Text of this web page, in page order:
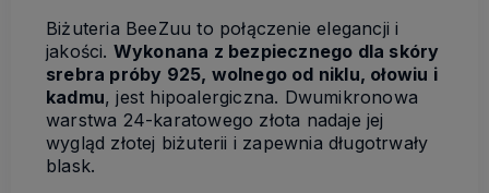
Biżuteria BeeZuu to połączenie elegancji i
jakości. Wykonana z bezpiecznego dla skóry
srebra próby 925, wolnego od niklu, ołowiu i
kadmu, jest hipoalergiczna. Dwumikronowa
warstwa 24-karatowego złota nadaje jej
wygląd złotej biżuterii i zapewnia długotrwały
blask.